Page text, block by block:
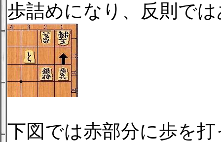
歩詰めになり、反則で
下図では赤部分に歩を